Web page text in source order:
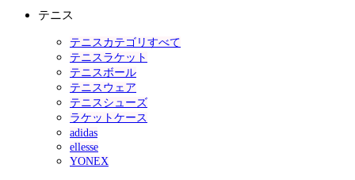
テニス
テニスカテゴリすべて
テニスラケット
テニスボール
テニスウェア
テニスシューズ
ラケットケース
adidas
ellesse
YONEX